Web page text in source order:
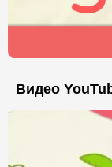
Видео